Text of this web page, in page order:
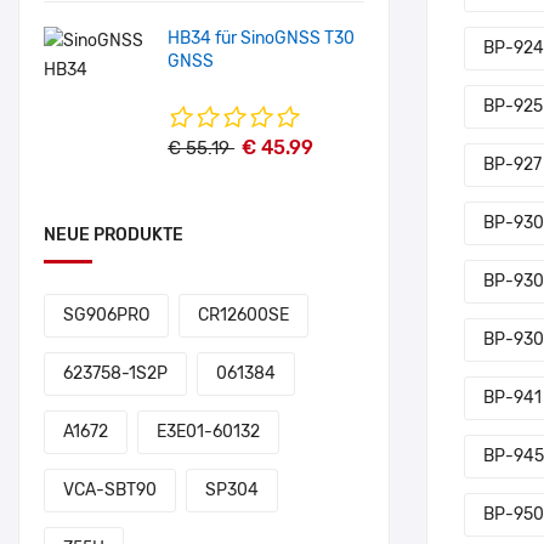
HB34 für SinoGNSS T30
GNSS
€ 55.19 € 45.99
NEUE PRODUKTE
SG906PRO CR12600SE
623758-1S2P 061384
A1672 E3E01-60132
VCA-SBT90 SP304
BP-924
BP-925
BP-927
BP-930
BP-
BP-
BP-941
BP-945
BP-950